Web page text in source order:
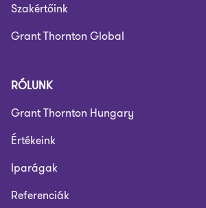
Szakértőink
Grant Thornton Global
RÓLUNK
Grant Thornton Hungary
Értékeink
Iparágak
Referenciák